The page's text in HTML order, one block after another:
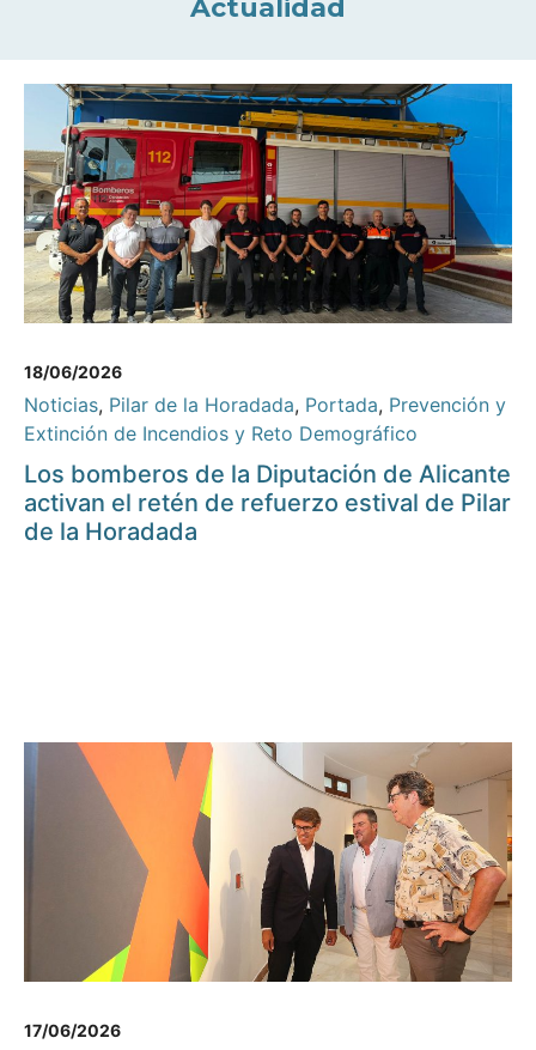
Actualidad
18/06/2026
Noticias, Pilar de la Horadada, Portada, Prevención y
Extinción de Incendios y Reto Demográfico
Los bomberos de la Diputación de Alicante
activan el retén de refuerzo estival de Pilar
de la Horadada
17/06/2026